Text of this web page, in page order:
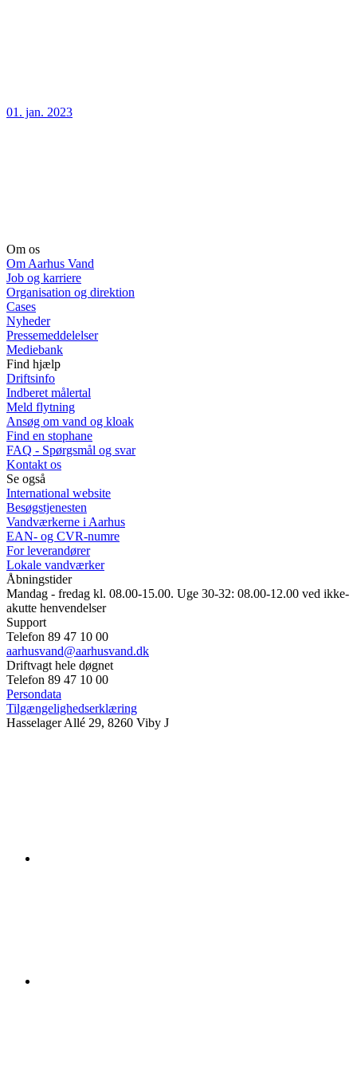
01. jan. 2023
Om os
Om Aarhus Vand
Job og karriere
Organisation og direktion
Cases
Nyheder
Pressemeddelelser
Mediebank
Find hjælp
Driftsinfo
Indberet målertal
Meld flytning
Ansøg om vand og kloak
Find en stophane
FAQ - Spørgsmål og svar
Kontakt os
Se også
International website
Besøgstjenesten
Vandværkerne i Aarhus
EAN- og CVR-numre
For leverandører
Lokale vandværker
Åbningstider
Mandag - fredag kl. 08.00-15.00. Uge 30-32: 08.00-12.00 ved ikke-
akutte henvendelser
Support
Telefon 89 47 10 00
aarhusvand@aarhusvand.dk
Driftvagt hele døgnet
Telefon 89 47 10 00
Persondata
Tilgængelighedserklæring
Hasselager Allé 29, 8260 Viby J